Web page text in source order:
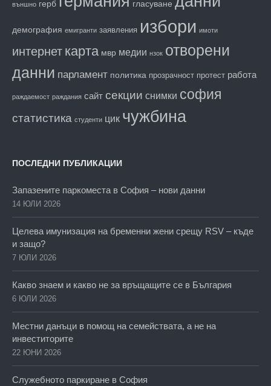
външно герб гласуване
демография емигранти заявления избори имоти
интернет карта мвр медии нзок отворени
данни парламент политика прозрачност протест работа
раждаемост раждания сайт секции снимки софия
статистика студенти цик чужбина
ПОСЛЕДНИ ПУБЛИКАЦИИ
Запазените паркоместа в София – нови данни
14 ЮЛИ 2026
Целева имунизация на бременни жени срещу RSV – къде
и защо?
7 ЮЛИ 2026
Какво знаем и какво не за връщащите се в България
6 ЮЛИ 2026
Местни данъци в помощ на семействата, а не на
инвеститорите
22 ЮНИ 2026
Служебното паркиране в София